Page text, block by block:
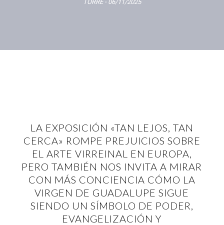
TORRE- 06/11/2025
LA EXPOSICIÓN «TAN LEJOS, TAN
CERCA» ROMPE PREJUICIOS SOBRE
EL ARTE VIRREINAL EN EUROPA,
PERO TAMBIÉN NOS INVITA A MIRAR
CON MÁS CONCIENCIA CÓMO LA
VIRGEN DE GUADALUPE SIGUE
SIENDO UN SÍMBOLO DE PODER,
EVANGELIZACIÓN Y